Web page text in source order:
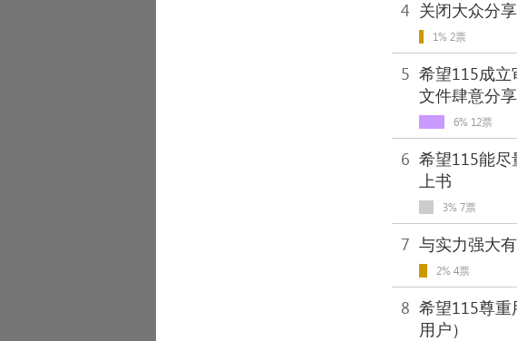
4 关闭大众分
1% 2票
5 希望115成
文件肆意分享
6% 12票
6 希望115能尽
上书
3% 7票
7 与实力强大
2% 4票
8 希望115尊
用户）